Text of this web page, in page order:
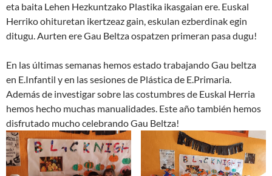
eta baita Lehen Hezkuntzako Plastika ikasgaian ere. Euskal
Herriko ohituretan ikertzeaz gain, eskulan ezberdinak egin
ditugu. Aurten ere Gau Beltza ospatzen primeran pasa dugu!
En las últimas semanas hemos estado trabajando Gau beltza
en E.Infantil y en las sesiones de Plástica de E.Primaria.
Además de investigar sobre las costumbres de Euskal Herria
hemos hecho muchas manualidades. Este año también hemos
disfrutado mucho celebrando Gau Beltza!